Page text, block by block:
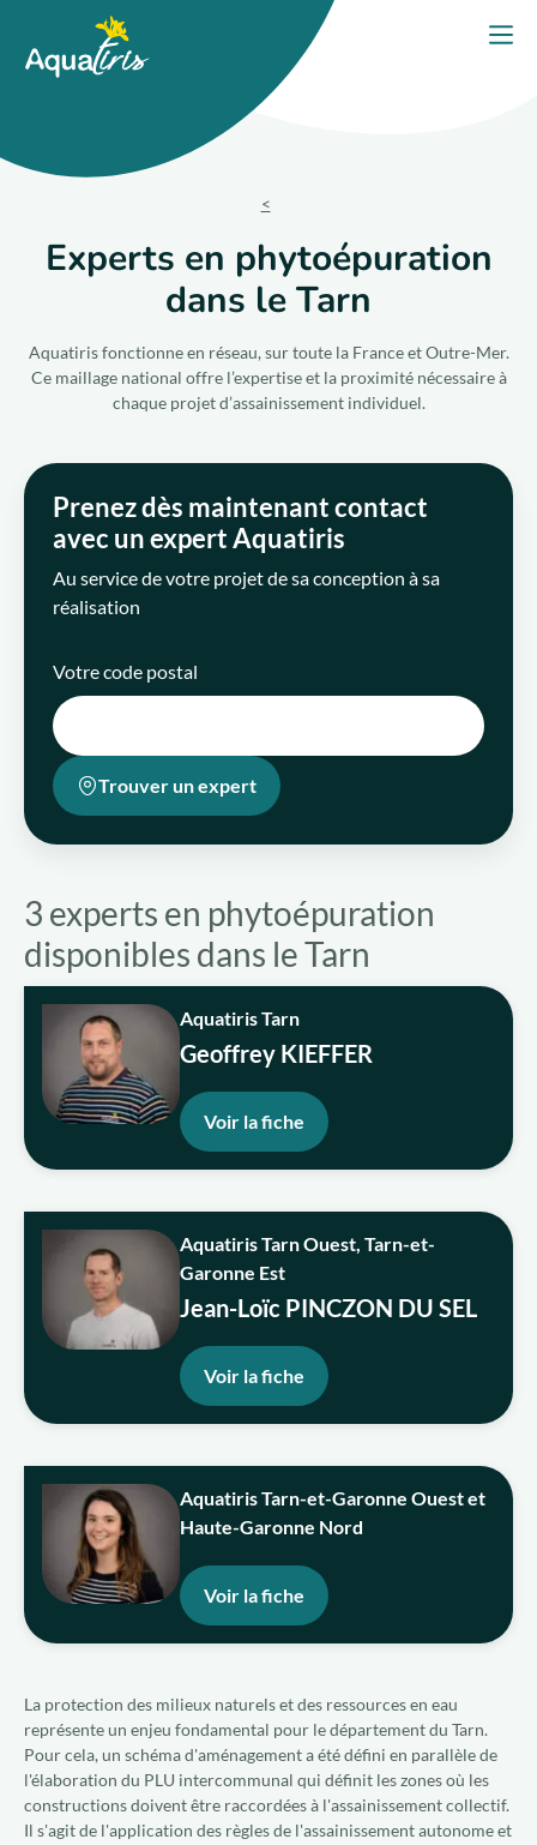
Qui sommes-nous ?
Nous rejoindre
FR
Nos solutions
Nos engagements
Trouver un expert
Experts en phytoépuration
dans le Tarn
Aquatiris fonctionne en réseau, sur toute la France et Outre-Mer.
Ce maillage national offre l’expertise et la proximité nécessaire à
chaque projet d’assainissement individuel.
Prenez dès maintenant contact
avec un expert Aquatiris
Au service de votre projet de sa conception à sa
réalisation
Votre code postal
Trouver un expert
3 experts en phytoépuration
disponibles dans le Tarn
Aquatiris Tarn
Geoffrey KIEFFER
Voir la fiche
Aquatiris Tarn Ouest, Tarn-et-
Garonne Est
Jean-Loïc PINCZON DU SEL
Voir la fiche
Aquatiris Tarn-et-Garonne Ouest et
Haute-Garonne Nord
Voir la fiche
La protection des milieux naturels et des ressources en eau
représente un enjeu fondamental pour le département du Tarn.
Pour cela, un schéma d'aménagement a été défini en parallèle de
l'élaboration du PLU intercommunal qui définit les zones où les
constructions doivent être raccordées à l'assainissement collectif.
Il s'agit de l'application des règles de l'assainissement autonome et